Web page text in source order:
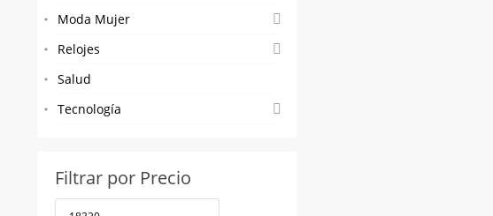
Moda Mujer
Relojes
Salud
Tecnología
Filtrar por Precio